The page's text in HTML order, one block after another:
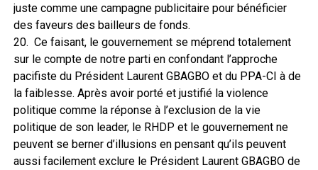
juste comme une campagne publicitaire pour bénéficier
des faveurs des bailleurs de fonds.
20. Ce faisant, le gouvernement se méprend totalement
sur le compte de notre parti en confondant l’approche
pacifiste du Président Laurent GBAGBO et du PPA-CI à de
la faiblesse. Après avoir porté et justifié la violence
politique comme la réponse à l’exclusion de la vie
politique de son leader, le RHDP et le gouvernement ne
peuvent se berner d’illusions en pensant qu’ils peuvent
aussi facilement exclure le Président Laurent GBAGBO de